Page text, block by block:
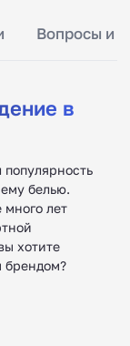
Вопросы и
в
белью.
лет
хотите
брендом?